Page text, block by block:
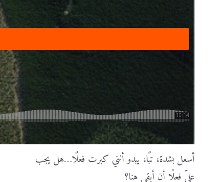
أسعل بشدة، تبًا، يبدو أنني كبرت فعلًا…هل يجب
عليّ فعلًا أن أبقى هنا؟